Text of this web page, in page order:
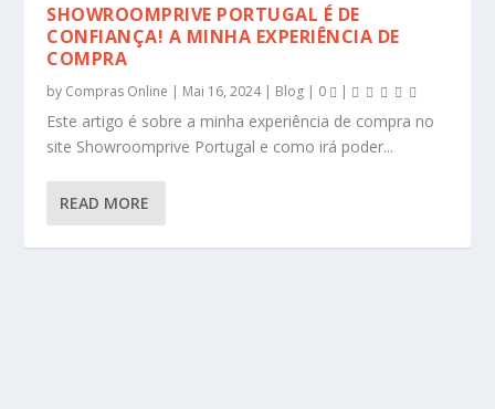
SHOWROOMPRIVE PORTUGAL É DE
CONFIANÇA! A MINHA EXPERIÊNCIA DE
COMPRA
by Compras Online | Mai 16, 2024| Blog | 0 |
Este artigo é sobre a minha experiência de compra no
site Showroomprive Portugal e como irá poder...
READ MORE